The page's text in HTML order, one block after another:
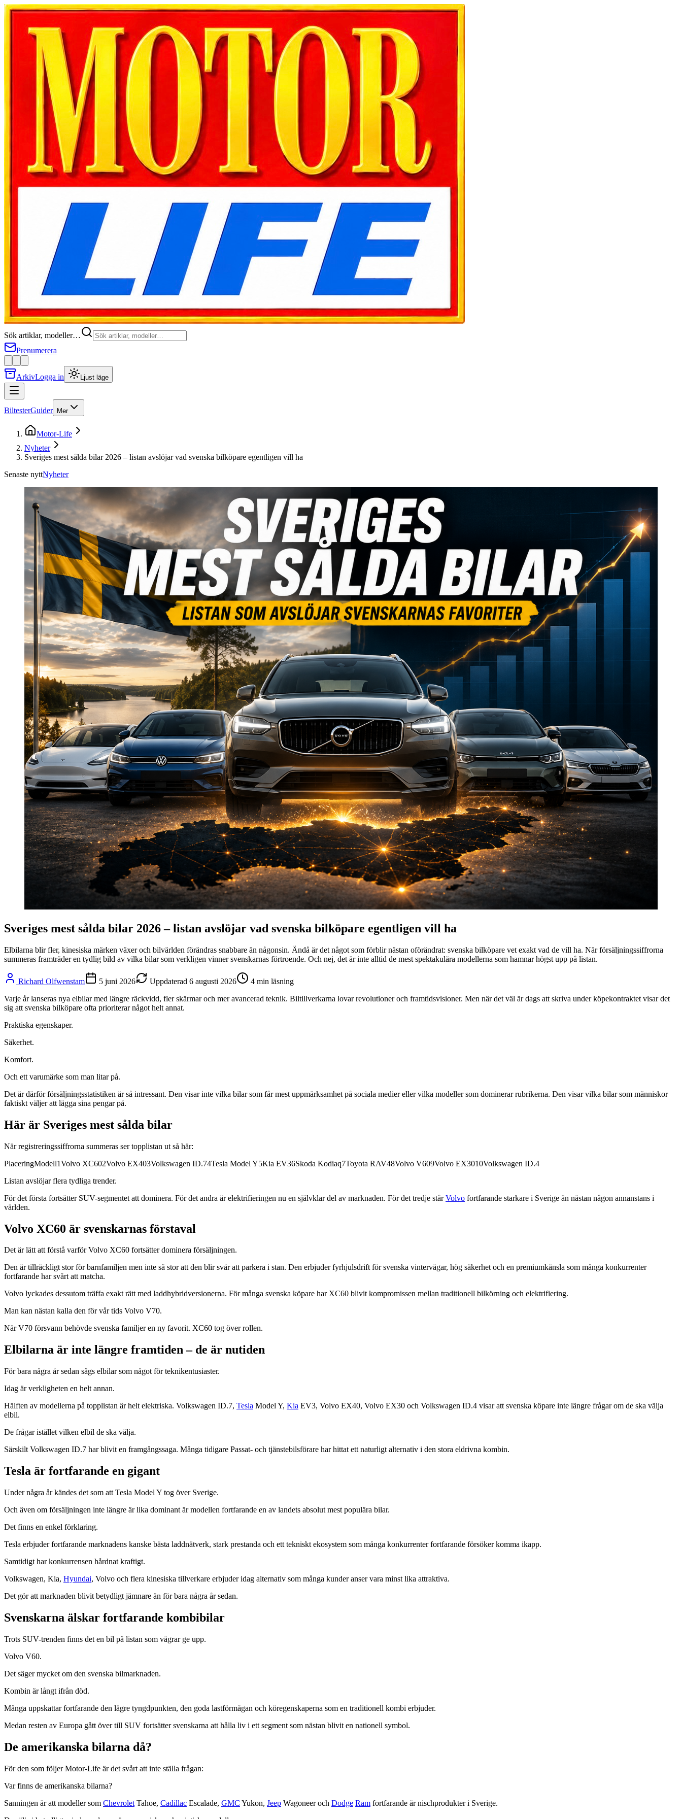
Sök artiklar, modeller…
Prenumerera
ArkivLogga in Ljust läge
BiltesterGuider Mer
Motor-Life
Nyheter
Sveriges mest sålda bilar 2026 – listan avslöjar vad svenska bilköpare egentligen vill ha
Senaste nyttNyheter
Sveriges mest sålda bilar 2026 – listan avslöjar vad svenska bilköpare egentligen vill ha
Elbilarna blir fler, kinesiska märken växer och bilvärlden förändras snabbare än någonsin. Ändå är det något som förblir nästan oförändrat: svenska bilköpare vet exakt vad de vill ha. När försäljningssiffrorna
summeras framträder en tydlig bild av vilka bilar som verkligen vinner svenskarnas förtroende. Och nej, det är inte alltid de mest spektakulära modellerna som hamnar högst upp på listan.
Richard Olfwenstam 5 juni 2026 Uppdaterad 6 augusti 2026 4 min läsning
Varje år lanseras nya elbilar med längre räckvidd, fler skärmar och mer avancerad teknik. Biltillverkarna lovar revolutioner och framtidsvisioner. Men när det väl är dags att skriva under köpekontraktet visar det
sig att svenska bilköpare ofta prioriterar något helt annat.
Praktiska egenskaper.
Säkerhet.
Komfort.
Och ett varumärke som man litar på.
Det är därför försäljningsstatistiken är så intressant. Den visar inte vilka bilar som får mest uppmärksamhet på sociala medier eller vilka modeller som dominerar rubrikerna. Den visar vilka bilar som människor
faktiskt väljer att lägga sina pengar på.
Här är Sveriges mest sålda bilar
När registreringssiffrorna summeras ser topplistan ut så här:
PlaceringModell1Volvo XC602Volvo EX403Volkswagen ID.74Tesla Model Y5Kia EV36Skoda Kodiaq7Toyota RAV48Volvo V609Volvo EX3010Volkswagen ID.4
Listan avslöjar flera tydliga trender.
För det första fortsätter SUV-segmentet att dominera. För det andra är elektrifieringen nu en självklar del av marknaden. För det tredje stårVolvo fortfarande starkare i Sverige än nästan någon annanstans i
världen.
Volvo XC60 är svenskarnas förstaval
Det är lätt att förstå varför Volvo XC60 fortsätter dominera försäljningen.
Den är tillräckligt stor för barnfamiljen men inte så stor att den blir svår att parkera i stan. Den erbjuder fyrhjulsdrift för svenska vintervägar, hög säkerhet och en premiumkänsla som många konkurrenter
fortfarande har svårt att matcha.
Volvo lyckades dessutom träffa exakt rätt med laddhybridversionerna. För många svenska köpare har XC60 blivit kompromissen mellan traditionell bilkörning och elektrifiering.
Man kan nästan kalla den för vår tids Volvo V70.
När V70 försvann behövde svenska familjer en ny favorit. XC60 tog över rollen.
Elbilarna är inte längre framtiden – de är nutiden
För bara några år sedan sågs elbilar som något för teknikentusiaster.
Idag är verkligheten en helt annan.
Hälften av modellerna på topplistan är helt elektriska. Volkswagen ID.7, Tesla Model Y, Kia EV3, Volvo EX40, Volvo EX30 och Volkswagen ID.4 visar att svenska köpare inte längre frågar om de ska välja
elbil.
De frågar istället vilken elbil de ska välja.
Särskilt Volkswagen ID.7 har blivit en framgångssaga. Många tidigare Passat- och tjänstebilsförare har hittat ett naturligt alternativ i den stora eldrivna kombin.
Tesla är fortfarande en gigant
Under några år kändes det som att Tesla Model Y tog över Sverige.
Och även om försäljningen inte längre är lika dominant är modellen fortfarande en av landets absolut mest populära bilar.
Det finns en enkel förklaring.
Tesla erbjuder fortfarande marknadens kanske bästa laddnätverk, stark prestanda och ett tekniskt ekosystem som många konkurrenter fortfarande försöker komma ikapp.
Samtidigt har konkurrensen hårdnat kraftigt.
Volkswagen, Kia, Hyundai, Volvo och flera kinesiska tillverkare erbjuder idag alternativ som många kunder anser vara minst lika attraktiva.
Det gör att marknaden blivit betydligt jämnare än för bara några år sedan.
Svenskarna älskar fortfarande kombibilar
Trots SUV-trenden finns det en bil på listan som vägrar ge upp.
Volvo V60.
Det säger mycket om den svenska bilmarknaden.
Kombin är långt ifrån död.
Många uppskattar fortfarande den lägre tyngdpunkten, den goda lastförmågan och köregenskaperna som en traditionell kombi erbjuder.
Medan resten av Europa gått över till SUV fortsätter svenskarna att hålla liv i ett segment som nästan blivit en nationell symbol.
De amerikanska bilarna då?
För den som följer Motor-Life är det svårt att inte ställa frågan:
Var finns de amerikanska bilarna?
Sanningen är att modeller som Chevrolet Tahoe, Cadillac Escalade, GMC Yukon, Jeep Wagoneer och Dodge Ram fortfarande är nischprodukter i Sverige.